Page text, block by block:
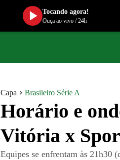
Capa Brasileiro Série A
Horário e
Vitória x
Equipes se enfrentam às 21h30
Tocando agora!
Ouça ao vivo/24h